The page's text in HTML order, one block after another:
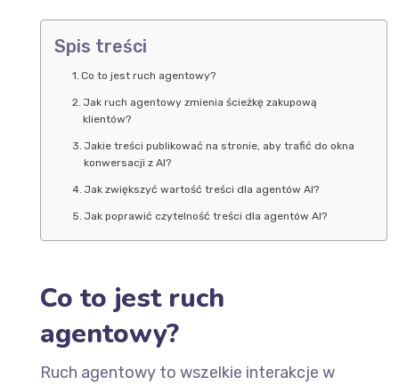
Spis treści
Co to jest ruch agentowy?
Jak ruch agentowy zmienia ścieżkę zakupową
klientów?
Jakie treści publikować na stronie, aby trafić do okna
konwersacji z AI?
Jak zwiększyć wartość treści dla agentów AI?
Jak poprawić czytelność treści dla agentów AI?
Co to jest ruch
agentowy?
Ruch agentowy to wszelkie interakcje w